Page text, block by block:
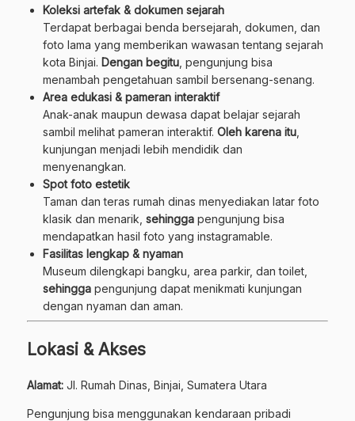
Koleksi artefak & dokumen sejarah
Terdapat berbagai benda bersejarah, dokumen, dan
foto lama yang memberikan wawasan tentang sejarah
kota Binjai. Dengan begitu , pengunjung bisa
menambah pengetahuan sambil bersenang-senang.
Area edukasi & pameran interaktif
Anak-anak maupun dewasa dapat belajar sejarah
sambil melihat pameran interaktif. Oleh karena itu
kunjungan menjadi lebih mendidik dan
menyenangkan.
Spot foto estetik
Taman dan teras rumah dinas menyediakan latar foto
klasik dan menarik, sehingga pengunjung bisa
mendapatkan hasil foto yang instagramable.
Fasilitas lengkap & nyaman
Museum dilengkapi bangku, area parkir, dan toilet,
sehingga pengunjung dapat menikmati kunjungan
dengan nyaman dan aman.
Lokasi & Akses
Alamat: Jl. Rumah Dinas, Binjai, Sumatera Utara
Pengunjung bisa menggunakan kendaraan pribadi